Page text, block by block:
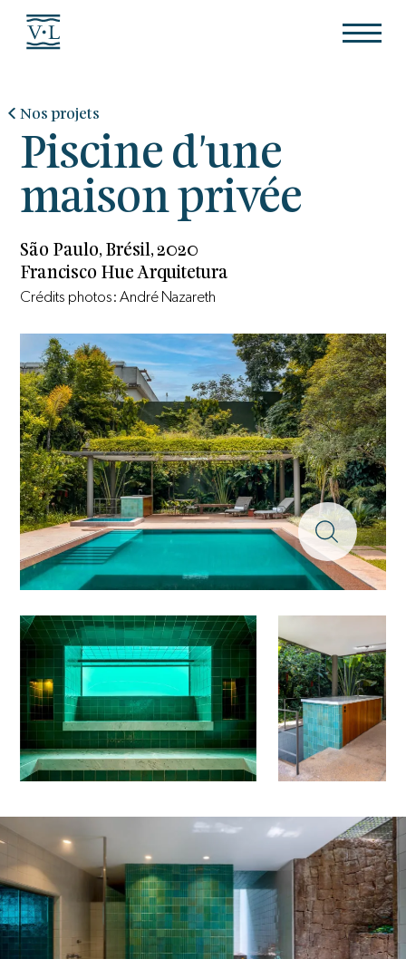
Nos projets
Piscine d'une
maison privée
São Paulo, Brésil, 2020
Francisco Hue Arquitetura
Crédits photos: André Nazareth